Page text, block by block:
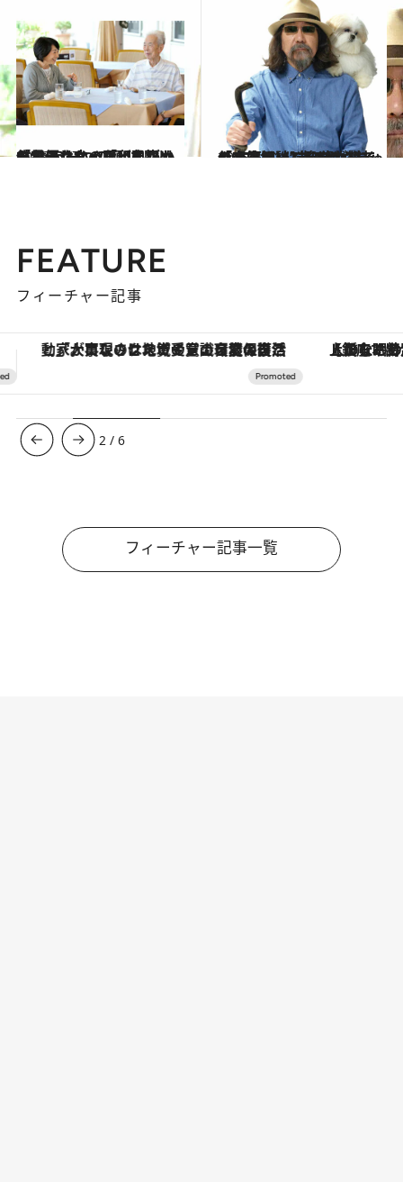
2026.5.27
「お優しかった印象しかありません」「どこがだ！？」亡くなって初めて見えた父・阿川弘之の“もう一つの顔”【阿川佐和子さんの思い出】
ライフスタイル 2025.6.11
【人生相談】44歳女性「老けていく自分が嫌で仕方ない」“老けづくり”に励む67歳みうらじゅんの答えは…〈アウト老のすすめ〉
カルチャー
FEATURE
フィーチャー記事
【銀座で出合う最旬美容】美髪ケアや上質な眠り…セルフケアのアップデートから、特別な名入れギフトまで。大人のための「ReFa GINZA」クルーズ 【夏限定ディナーコース】旬を
3 /6
フィーチャー記事一覧